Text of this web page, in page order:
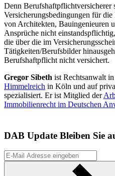
Denn Berufshaftpflichtversicherer
Versicherungsbedingungen für
von Architekten, Bauingenieuren
Ansprüche nicht
die über die im
Tätigkeiten/Berufsbilder
Berufshaftpflicht nicht versichert.
Gregor Sibeth ist Rechtsanwalt
Himmelreich in Köln und auf
spezialisiert. Er ist Mitglied der
Immobilienrecht im Deutschen
DAB Update Bleiben Sie